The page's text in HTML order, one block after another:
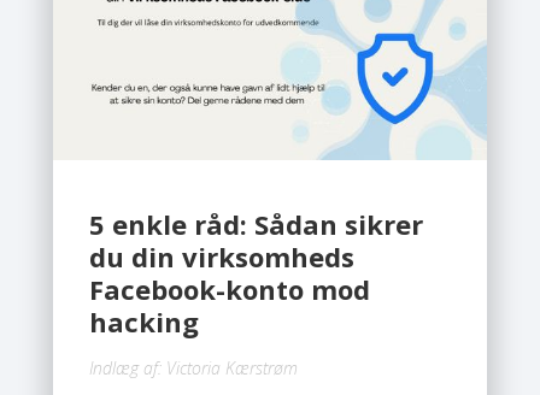
5 enkle råd: Sådan sikrer
du din virksomheds
Facebook-konto mod
hacking
Indlæg af: Victoria Kærstrøm